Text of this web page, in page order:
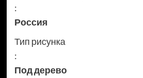
:
Россия
Тип рисунка
:
Под дерево